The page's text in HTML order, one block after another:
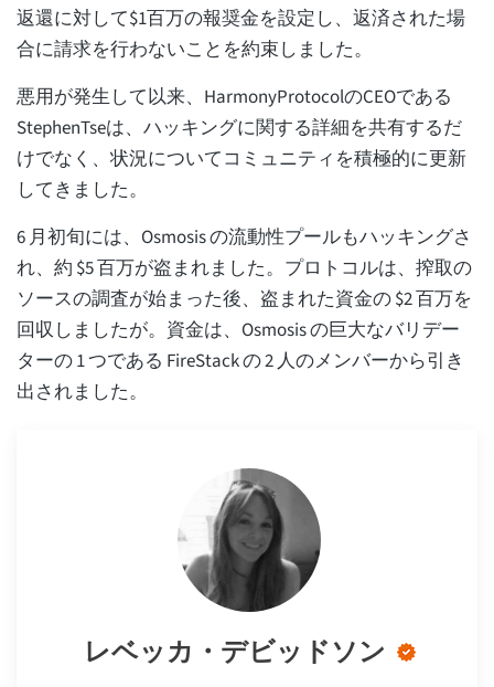
返還に対して$1百万の報奨金を設定し、返済された場
合に請求を行わないことを約束しました。
悪用が発生して以来、HarmonyProtocolのCEOである
StephenTseは、ハッキングに関する詳細を共有するだ
けでなく、状況についてコミュニティを積極的に更新
してきました。
6 月初旬には、Osmosis の流動性プールもハッキングさ
れ、約 $5 百万が盗まれました。プロトコルは、搾取の
ソースの調査が始まった後、盗まれた資金の $2 百万を
回収しましたが。資金は、Osmosis の巨大なバリデー
ターの 1 つである FireStack の 2 人のメンバーから引き
出されました。
レベッカ・デビッドソン